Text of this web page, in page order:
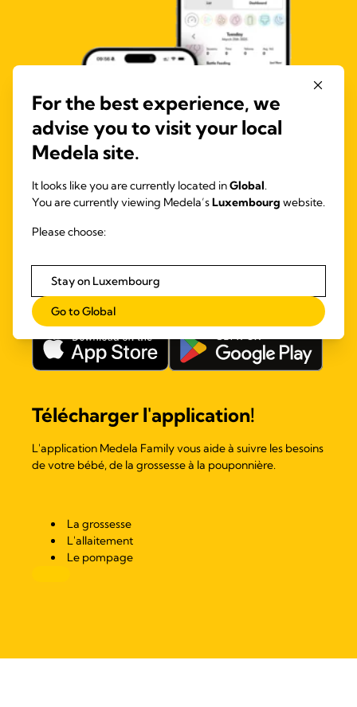
Télécharger l'application!
L'application Medela Family vous aide à suivre les besoins
de votre bébé, de la grossesse à la pouponnière.
La grossesse
L'allaitement
Le pompage
For the best experience, we
advise you to visit your local
Medela site.
It looks like you are currently located inGlobal.
You are currently viewing Medela’sLuxembourg website.
Please choose:
Stay on Luxembourg
Go to Global